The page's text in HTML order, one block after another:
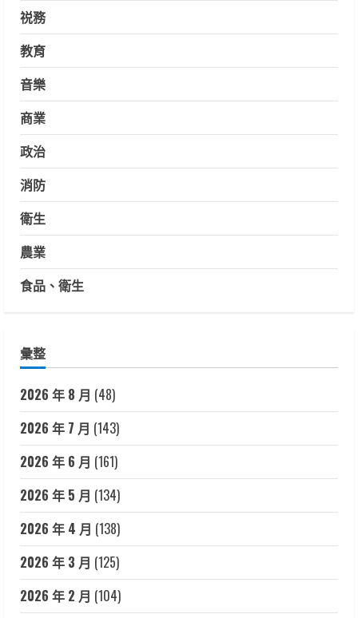
祱務
教育
音樂
商業
政治
消防
衛生
農業
食品、衛生
彙整
2026 年 8 月 (48)
2026 年 7 月 (143)
2026 年 6 月 (161)
2026 年 5 月 (134)
2026 年 4 月 (138)
2026 年 3 月 (125)
2026 年 2 月 (104)